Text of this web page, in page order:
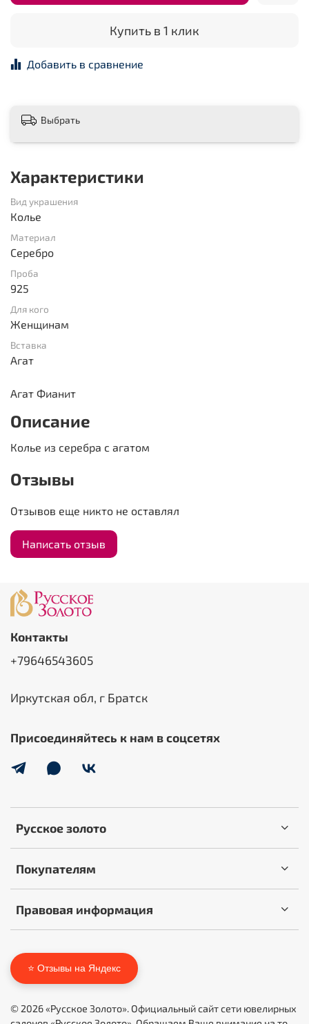
Купить в 1 клик
Добавить в сравнение
Выбрать
Характеристики
Вид украшения
Колье
Материал
Серебро
Проба
925
Для кого
Женщинам
Вставка
Агат
Агат Фианит
Описание
Колье из серебра с агатом
Отзывы
Отзывов еще никто не оставлял
Написать отзыв
Русское золото
Покупателям
Правовая информация
Контакты
+79646543605
Иркутская обл, г Братск
Присоединяйтесь к нам в соцсетях
⭐ Отзывы на Яндекс
© 2026 «Русское Золото». Официальный сайт сети ювелирных